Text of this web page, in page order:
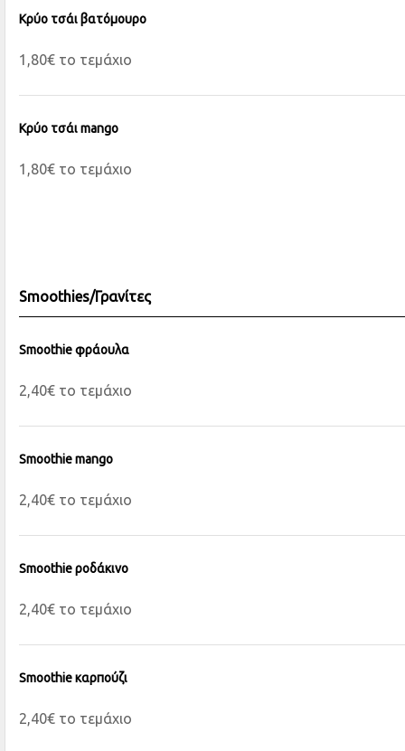
Κρύο τσάι βατόμουρο
1,80€ το τεμάχιο
Κρύο τσάι mango
1,80€ το τεμάχιο
Smoothies/Γρανίτες
Smoothie φράουλα
2,40€ το τεμάχιο
Smoothie mango
2,40€ το τεμάχιο
Smoothie ροδάκινο
2,40€ το τεμάχιο
Smoothie καρπούζι
2,40€ το τεμάχιο